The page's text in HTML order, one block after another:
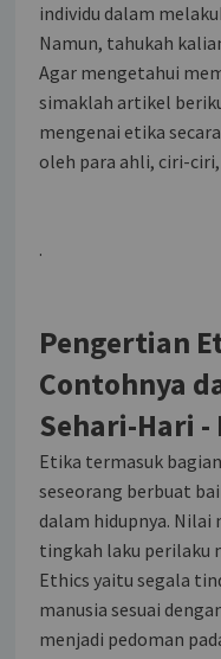
individu dalam
Namun, tahukah
Agar mengetahui
simaklah artikel
mengenai etika
oleh para ahli, ciri-
.
Pengertian
Contohnya
Sehari-Hari
Etika termasuk
seseorang berbuat
dalam hidupnya. Nilai
tingkah laku perilaku
Ethics yaitu segala
manusia sesuai
menjadi pedoman